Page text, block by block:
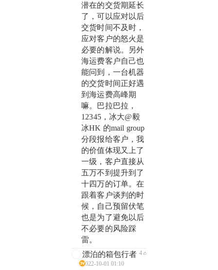
潜在的交货期延长
了，可以应对以后
交货时间不及时，
应对客户的怒火是
必要的解说。另外
海运费客户自己也
能问到，一台机器
的交货时间正好遇
到海运费高峰期
嘛。巴拉巴拉，
12345，冰大@毅
冰HK 的mail group
分段报给客户，我
的价值体现又上了
一级，客户直接从
五万不到提升到了
十四万的订单。在
跟着客户谈判的时
候，自己预留伏笔
也是为了避免以后
不必要的风险踩
雷。
漂泊的箱包行者
2022-10-01 01:10
4